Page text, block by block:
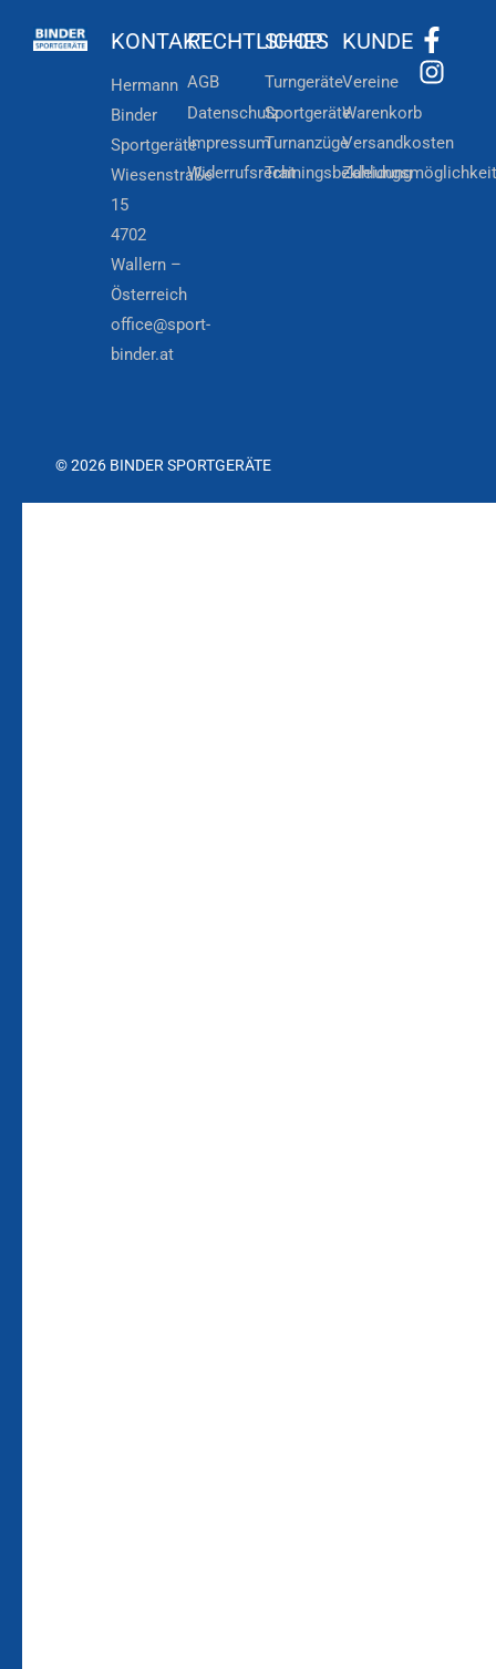
KONTAKT
Hermann
Binder
Sportgeräte
Wiesenstraße
15
4702
Wallern –
Österreich
office@sport-
binder.at
RECHTLICHES
AGB
Datenschutz
Impressum
Widerrufsrecht
SHOP
Turngeräte
Sportgeräte
Turnanzüge
Trainingsbekleidung
KUNDE
Vereine
Warenkorb
Versandkosten
© 2026 BINDER SPORTGERÄTE